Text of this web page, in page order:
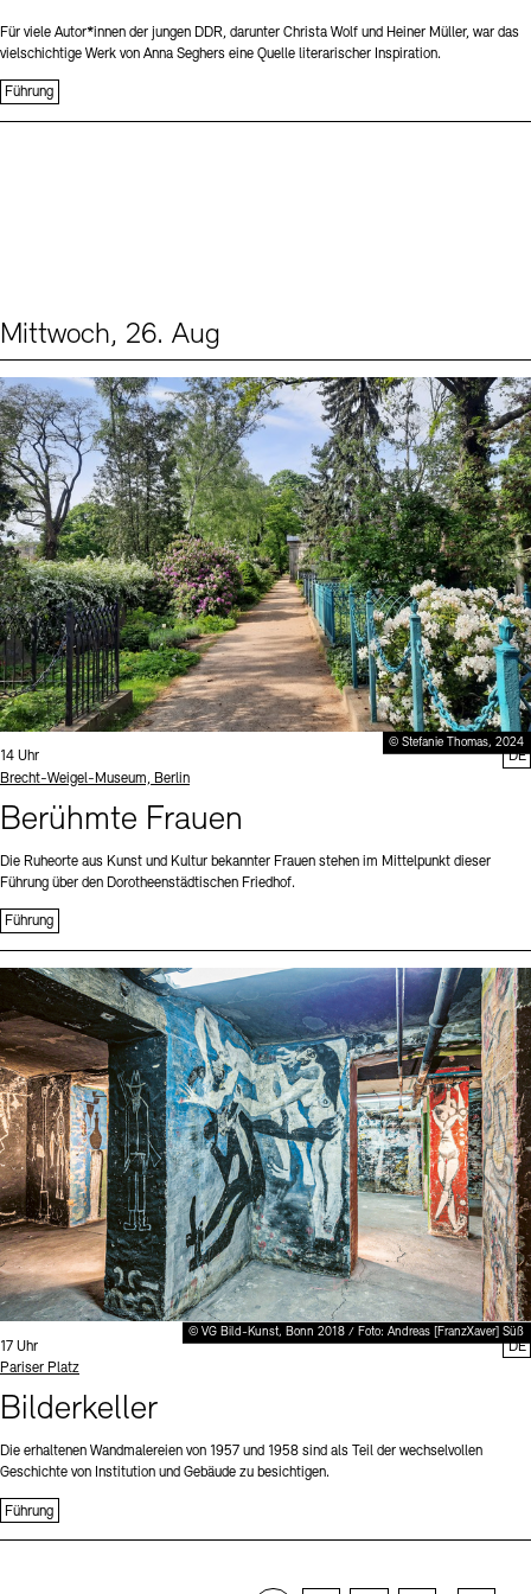
Für viele Autor*innen der jungen DDR, darunter Christa Wolf und Heiner Müller, war das
vielschichtige Werk von Anna Seghers eine Quelle literarischer Inspiration.
Führung
Mittwoch, 26. Aug
© Stefanie Thomas, 2024
Uhrzeit:
14 Uhr
Standort
Brecht-Weigel-Museum, Berlin
Berühmte Frauen
Die Ruheorte aus Kunst und Kultur bekannter Frauen stehen im Mittelpunkt dieser
Führung über den Dorotheenstädtischen Friedhof.
Führung
DE
© VG Bild-Kunst, Bonn 2018 / Foto: Andreas [FranzXaver] Süß
Uhrzeit:
17 Uhr
Standort
Pariser Platz
Bilderkeller
Die erhaltenen Wandmalereien von 1957 und 1958 sind als Teil der wechselvollen
Geschichte von Institution und Gebäude zu besichtigen.
Führung
DE